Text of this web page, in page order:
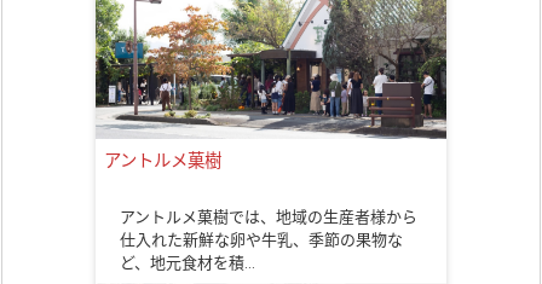
アントルメ菓樹
アントルメ菓樹では、地域の生産者様から
仕入れた新鮮な卵や牛乳、季節の果物な
ど、地元食材を積…